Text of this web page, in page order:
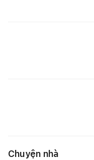
Chuyện nhà